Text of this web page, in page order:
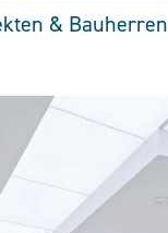
& Bauherren